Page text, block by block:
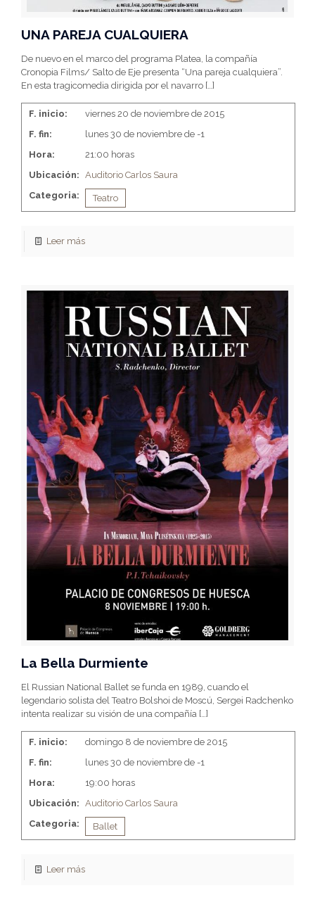
UNA PAREJA CUALQUIERA
De nuevo en el marco del programa Platea, la compañía
Cronopia Films/ Salto de Eje presenta “Una pareja cualquiera”.
En esta tragicomedia dirigida por el navarro […]
F. inicio:
viernes 20 de noviembre de 2015
F. fin:
lunes 30 de noviembre de -1
Hora:
21:00 horas
Ubicación: Auditorio Carlos Saura
Categoria:
Teatro
Leer más
La Bella Durmiente
El Russian National Ballet se funda en 1989, cuando el
legendario solista del Teatro Bolshoi de Moscú, Sergei Radchenko
intenta realizar su visión de una compañía […]
F. inicio:
domingo 8 de noviembre de 2015
F. fin:
lunes 30 de noviembre de -1
Hora:
19:00 horas
Ubicación: Auditorio Carlos Saura
Categoria:
Ballet
Leer más